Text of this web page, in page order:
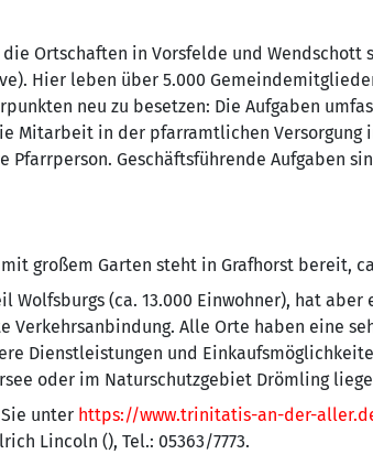
Ortschaften in Vorsfelde und Wendschott
Hier leben über 5.000
neu zu besetzen: Die Aufgaben
Mitarbeit in der pfarramtlichen Versorgung
Geschäftsführende Aufgaben
großem Garten steht in Grafhorst bereit,
Wolfsburgs (ca. 13.000 Einwohner), hat
Verkehrsanbindung. Alle Orte haben eine
Dienstleistungen und
oder im Naturschutzgebiet Drömling
unter https://www.trinitatis-an-der-
Lincoln (), Tel.: 05363/7773.